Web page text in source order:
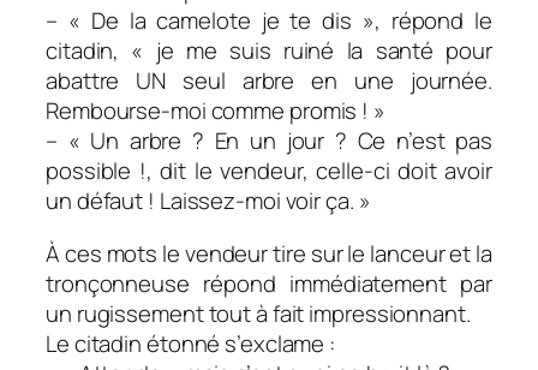
– « De la camelote je te dis », répond le
citadin, « je me suis ruiné la santé pour
abattre UN seul arbre en une journée.
Rembourse-moi comme promis ! »
– « Un arbre ? En un jour ? Ce n’est pas
possible !, dit le vendeur, celle-ci doit avoir
un défaut ! Laissez-moi voir ça. »
À ces mots le vendeur tire sur le lanceur et la
tronçonneuse répond immédiatement par
un rugissement tout à fait impressionnant.
Le citadin étonné s’exclame :